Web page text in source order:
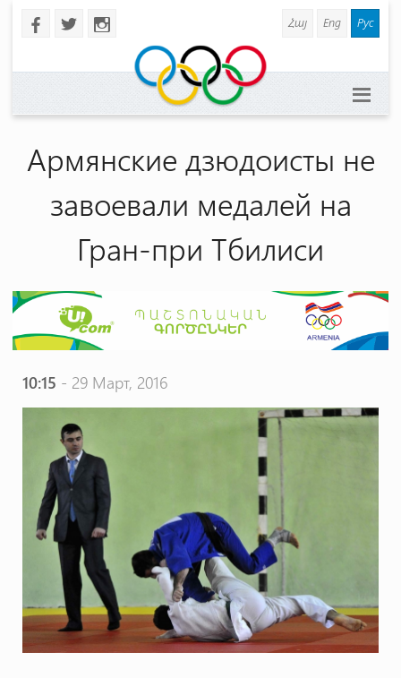
b a x Հայ Eng Рус
Армянские дзюдоисты не
завоевали медалей на
Гран-при Тбилиси
10:15 - 29 Март, 2016